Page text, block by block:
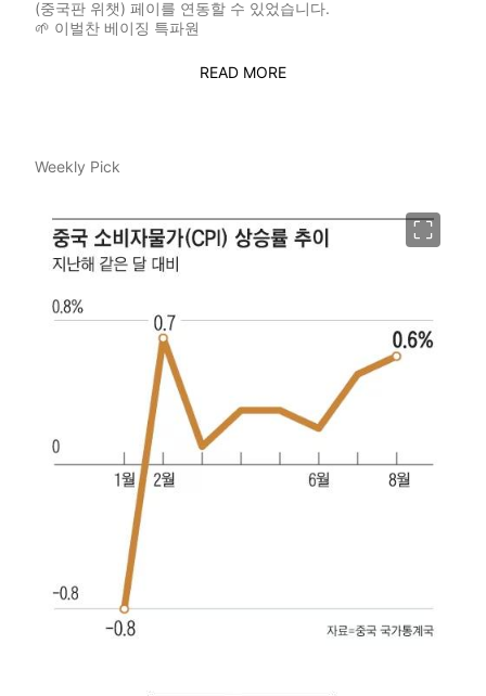
(중국판 위챗) 페이를 연동할 수 있었습니다.
🌱 이벌찬 베이징 특파원
READ MORE
Weekly Pick